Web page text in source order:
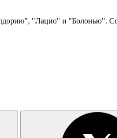
"Лацио" и "Болонью".